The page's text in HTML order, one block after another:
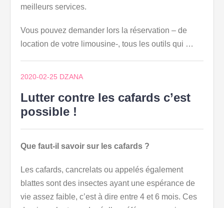
meilleurs services.
Vous pouvez demander lors la réservation – de
location de votre limousine-, tous les outils qui …
2020-02-25 DZANA
Lutter contre les cafards c’est
possible !
Que faut-il savoir sur les cafards ?
Les cafards, cancrelats ou appelés également
blattes sont des insectes ayant une espérance de
vie assez faible, c’est à dire entre 4 et 6 mois. Ces